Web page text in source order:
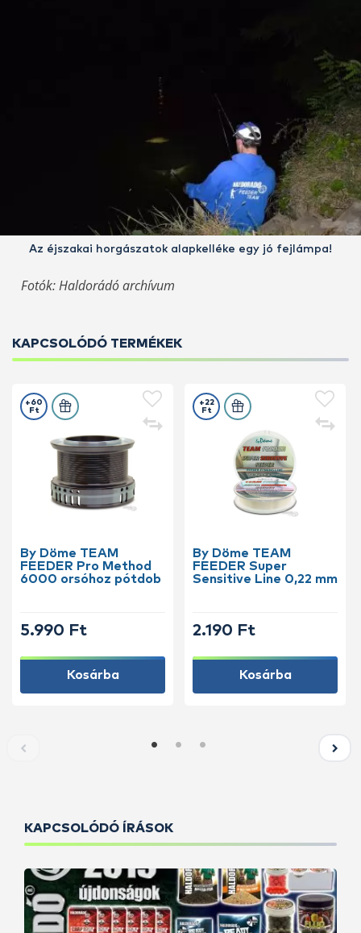
Az éjszakai horgászatok alapkelléke egy jó fejlámpa!
Fotók: Haldorádó archívum
KAPCSOLÓDÓ TERMÉKEK
By Döme TEAM
FEEDER Pro Method
6000 orsóhoz pótdob
+60
Ft
5.990 Ft
Kosárba
By Döme TEAM
FEEDER Super
Sensitive Line 0,22 mm
+22
Ft
2.190 Ft
Kosárba
KAPCSOLÓDÓ ÍRÁSOK